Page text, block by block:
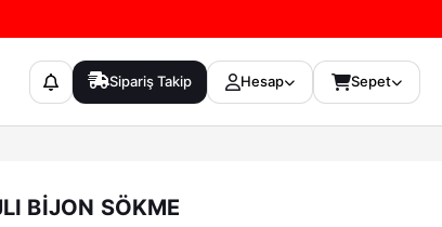
Sipariş Takip Hesap Sepet
BİJON SÖKME